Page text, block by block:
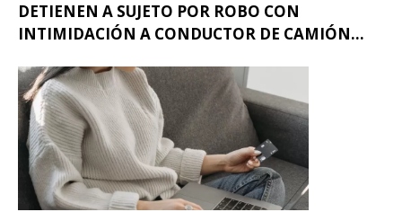
DETIENEN A SUJETO POR ROBO CON
INTIMIDACIÓN A CONDUCTOR DE CAMIÓN...